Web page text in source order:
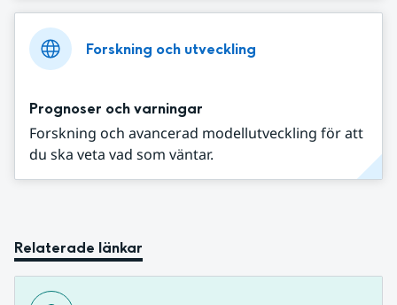
Forskning och utveckling
Prognoser och varningar
Forskning och avancerad modellutveckling för att
du ska veta vad som väntar.
Relaterade länkar